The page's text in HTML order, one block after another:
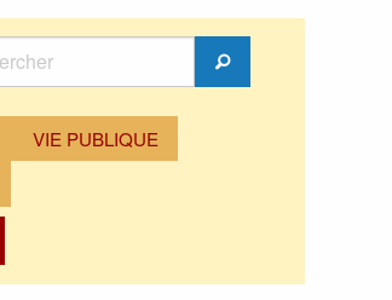
Rechercher
VIE PUBLIQUE